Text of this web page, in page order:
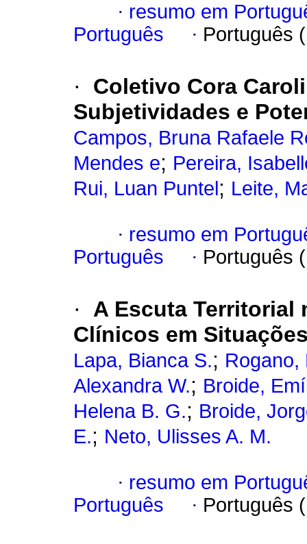
· resumo em
Português
· Português
·
Coletivo Cora
Subjetividades e
Campos, Bruna Rafaele
Mendes e; Pereira,
Rui, Luan Puntel ; Leite,
· resumo em
Português
· Português
·
A Escuta Territorial
Clínicos em
Lapa, Bianca S.; Rogano,
Alexandra W.; Broide,
Helena B. G.; Broide,
E.; Neto, Ulisses A. M.
· resumo em
Português
· Português